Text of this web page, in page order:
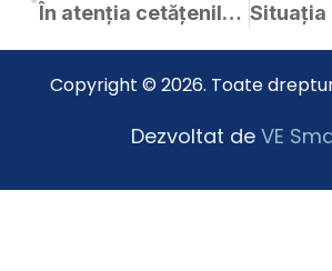
În atenția cetățenilor orașului Curtici
Copyright © 2026. Toate
Dezvoltat de VE